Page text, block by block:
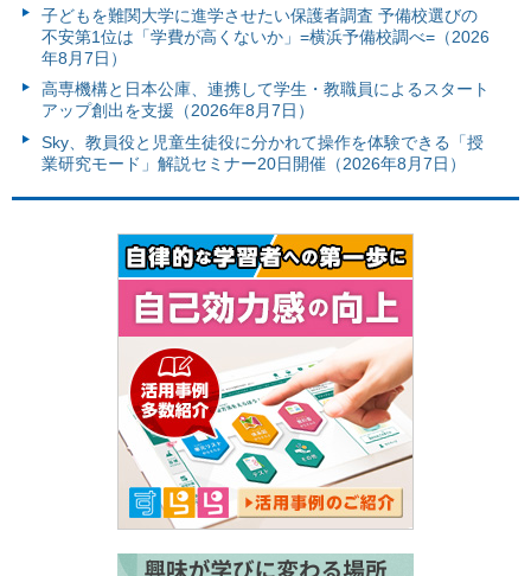
子どもを難関大学に進学させたい保護者調査 予備校選びの
不安第1位は「学費が高くないか」=横浜予備校調べ=（2026
年8月7日）
高専機構と日本公庫、連携して学生・教職員によるスタート
アップ創出を支援（2026年8月7日）
Sky、教員役と児童生徒役に分かれて操作を体験できる「授
業研究モード」解説セミナー20日開催（2026年8月7日）